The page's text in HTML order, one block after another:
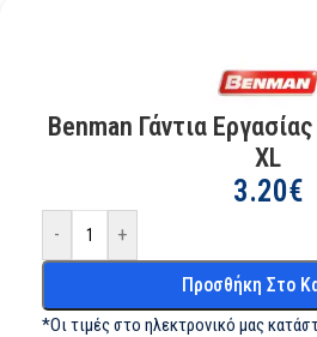
Benman Γάντια
XL
3.20€
- +
Προσθήκη Στο
*Οι τιμές στο ηλεκτρονικό μας